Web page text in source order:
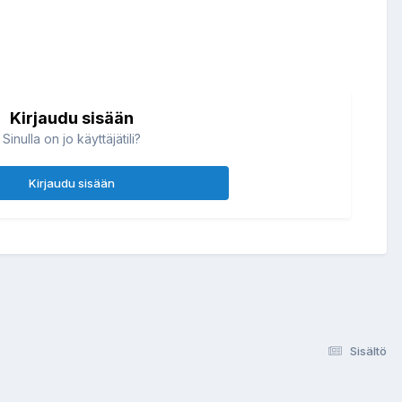
Kirjaudu sisään
Sinulla on jo käyttäjätili?
Kirjaudu sisään
Sisältö